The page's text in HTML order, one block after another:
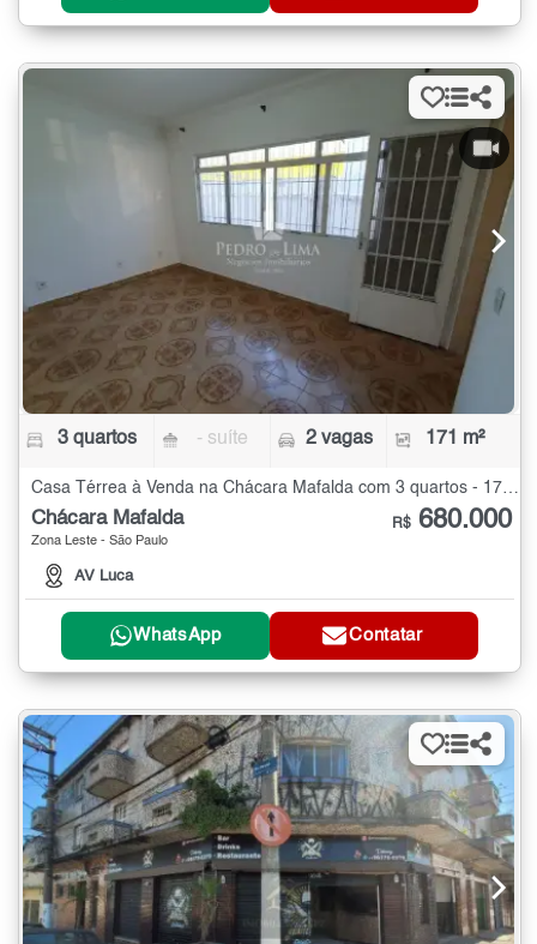
3 quartos - suíte 2 vagas 171 m²
Chácara Mafalda
Zona Leste - São Paulo
AV Luca
R$ 680.000
WhatsApp Contatar